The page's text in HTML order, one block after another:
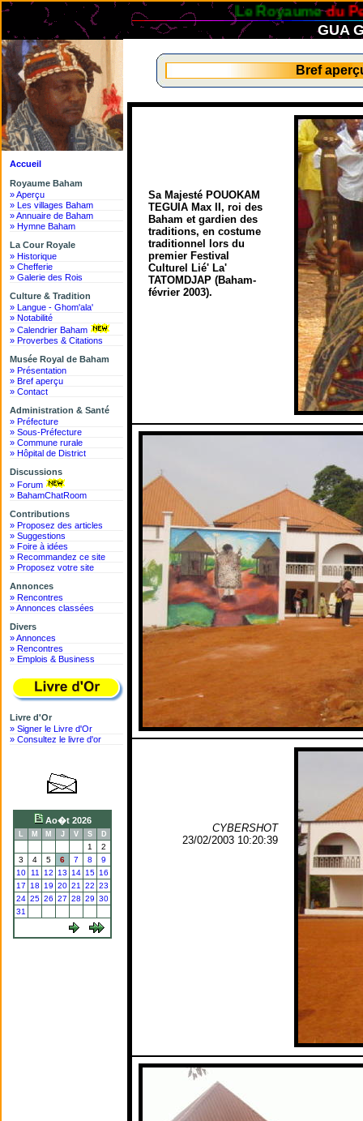
Le Royaume du Peuple
GUA
Accueil
Royaume Baham
» Aperçu
» Les villages Baham
» Annuaire de Baham
» Hymne Baham
La Cour Royale
» Historique
» Chefferie
» Galerie des Rois
Culture & Tradition
» Langue - Ghom'ala'
» Notabilité
» Calendrier Baham
» Proverbes & Citations
Musée Royal de Baham
» Présentation
» Bref aperçu
» Contact
Administration & Santé
» Préfecture
» Sous-Préfecture
» Commune rurale
» Hôpital de District
Discussions
» Forum
» BahamChatRoom
Contributions
» Proposez des articles
» Suggestions
» Foire à idées
» Recommandez ce site
» Proposez votre site
Annonces
» Rencontres
» Annonces classées
Divers
» Annonces
» Rencontres
» Emplois & Business
Livre d'Or
» Signer le Livre d'Or
» Consultez le livre d'or
Ao�t 2026
L M M J V S D
1
2
3
4 5 6 7 8
9
10
11 12 13 14 15 16
17
18 19 20 21 22 23
24 25 26 27 28 29 30
31
Bref
Sa Majesté POUOKAM
TEGUIA Max II, roi des
Baham et gardien des
traditions, en costume
traditionnel lors du
premier Festival
Culturel Lié' La'
TATOMDJAP (Baham-
février 2003).
CYBERSHOT
23/02/2003 10:20:39